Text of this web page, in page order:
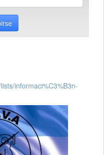
informaci%C3%B3n-